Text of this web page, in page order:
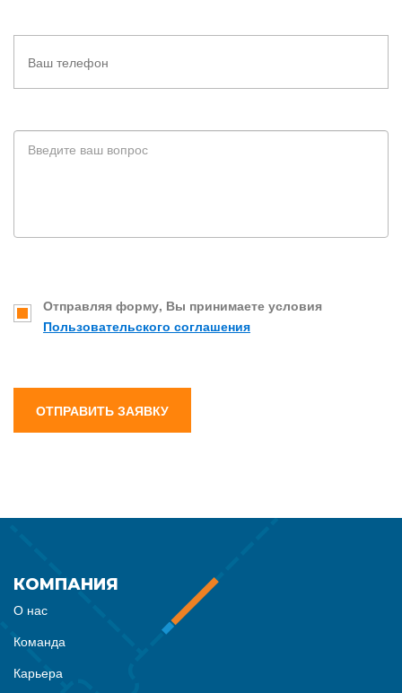
Отправляя форму, Вы принимаете условия
Пользовательского соглашения
ОТПРАВИТЬ ЗАЯВКУ
КОМПАНИЯ
О нас
Команда
Карьера